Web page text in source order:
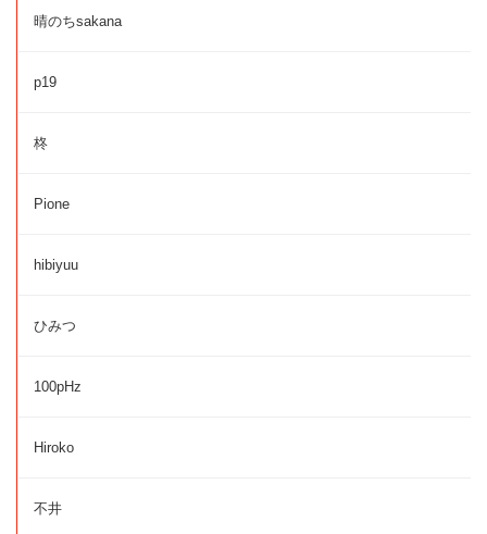
晴のちsakana
p19
柊
Pione
hibiyuu
ひみつ
100pHz
Hiroko
不井